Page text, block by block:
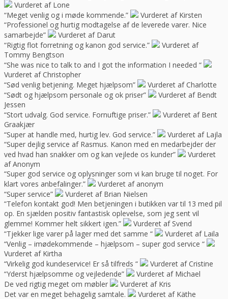
Vurderet af Lone
“Meget venlig og i møde kommende.”
Vurderet af Kirsten
“Professionel og hurtig modtagelse af de leverede varer. Nice
samarbejde”
Vurderet af Darut
“Rigtig flot forretning og kanon god service.”
Vurderet af
Tommy Bengtson
“She was nice to talk to and I got the information I needed “
Vurderet af Christopher
“Sød venlig betjening. Meget hjælpsom”
Vurderet af Charlotte
“Sødt og hjælpsom personale og ok priser”
Vurderet af Bendt
Jessen
“Stort udvalg. God service. Fornuftige priser.”
Vurderet af Bent
Graakjær
“Super at handle med, hurtig lev. God service.”
Vurderet af Lajla
“Super dejlig service af Rasmus. Kanon med en medarbejder der
ved hvad han snakker om og kan vejlede os kunder”
Vurderet
af Anonym
“Super god service og oplysninger som vi kan bruge til noget. For
klart vores anbefalinger.”
Vurderet af anonym
“Super service”
Vurderet af Brian Nielsen
“Telefon kontakt god! Men betjeningen i butikken var til 13 med pil
op. En sjælden positiv fantastisk oplevelse, som jeg sent vil
glemme! Kommer helt sikkert igen.”
Vurderet af Svend
“Tjekker lige varer på lager med det samme “
Vurderet af Laila
“Venlig – imødekommende – hjælpsom – super god service “
Vurderet af Kirtha
“Virkelig god kundeservice! Er så tilfreds “
Vurderet af Cristine
“Yderst hjælpsomme og vejledende”
Vurderet af Michael
De ved rigtig meget om møbler
Vurderet af Kris
Det var en meget behagelig samtale.
Vurderet af Käthe